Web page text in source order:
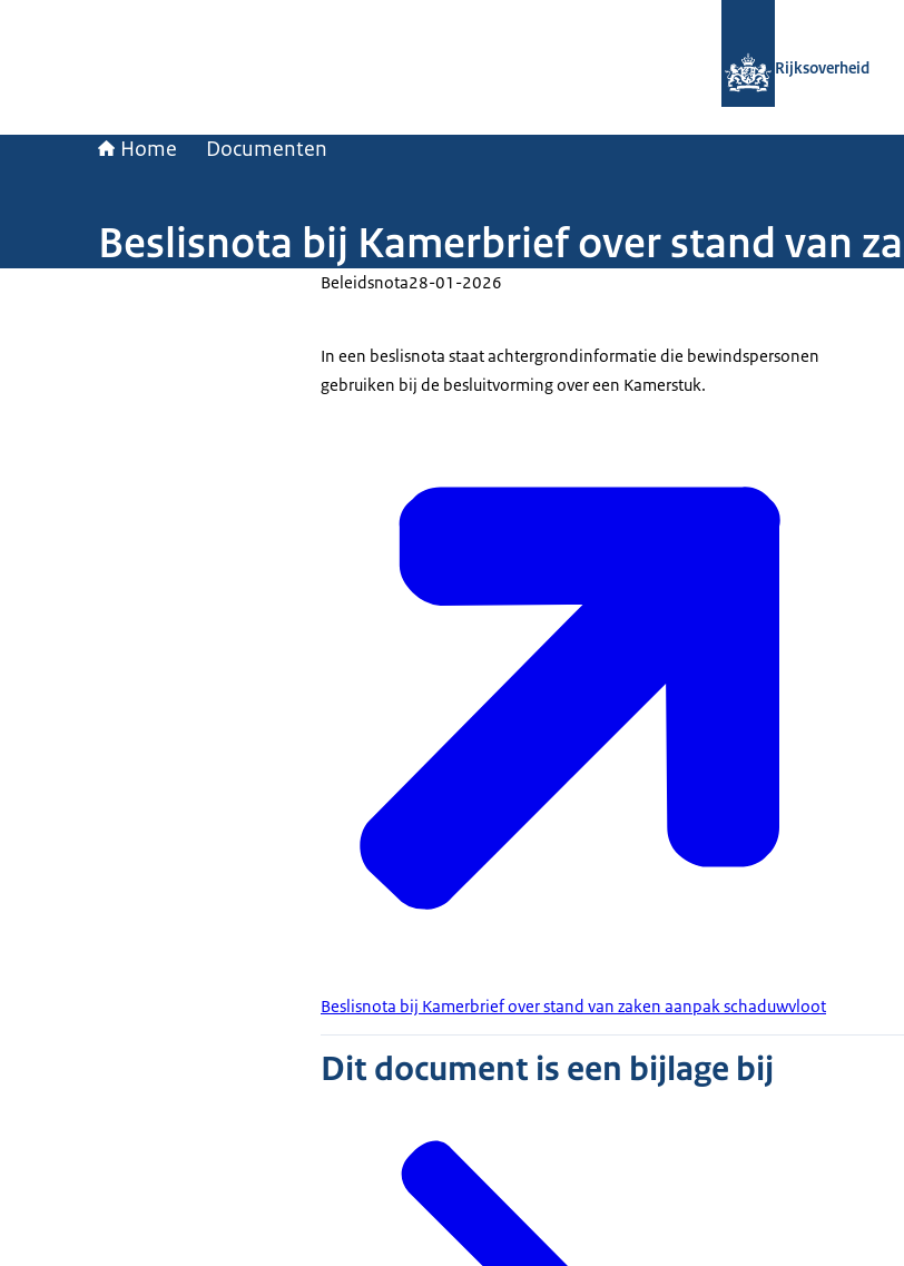
Rijksoverheid
Home Documenten
Beslisnota bij Kamerbrief over stand van
Beleidsnota28-01-2026
In een beslisnota staat achtergrondinformatie die bewindspersonen
gebruiken bij de besluitvorming over een Kamerstuk.
Beslisnota bij Kamerbrief over stand van zaken aanpak schaduwvloot
Dit document is een bijlage bij